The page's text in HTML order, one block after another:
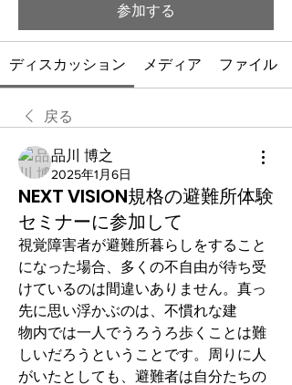
参加する
ディスカッション メディア ファイル
戻る
品川 博之
2025年1月6日
NEXT VISION規格の避難所体験
セミナーに参加して
視覚障害者が避難所暮らしをすること
になった場合、多くの不自由が待ち受
けているのは間違いありません。真っ
先に思い浮かぶのは、不慣れな建
物内では一人でうろうろ歩くことは難
しいだろうということです。周りに人
がいたとしても、避難者は自分たちの